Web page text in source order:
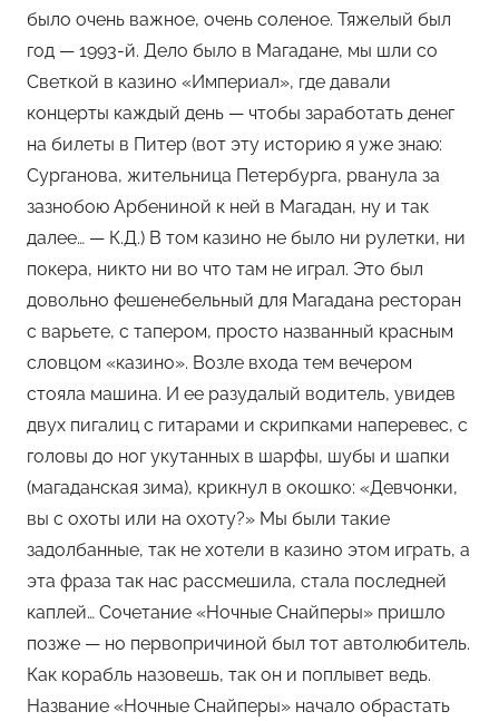
было очень важное, очень соленое. Тяжелый был
год — 1993-й. Дело было в Магадане, мы шли со
Светкой в казино «Империал», где давали
концерты каждый день — чтобы заработать денег
на билеты в Питер (вот эту историю я уже знаю:
Сурганова, жительница Петербурга, рванула за
зазнобою Арбениной к ней в Магадан, ну и так
далее… — К.Д.) В том казино не было ни рулетки, ни
покера, никто ни во что там не играл. Это был
довольно фешенебельный для Магадана ресторан
с варьете, с тапером, просто названный красным
словцом «казино». Возле входа тем вечером
стояла машина. И ее разудалый водитель, увидев
двух пигалиц с гитарами и скрипками наперевес, с
головы до ног укутанных в шарфы, шубы и шапки
(магаданская зима), крикнул в окошко: «Девчонки,
вы с охоты или на охоту?» Мы были такие
задолбанные, так не хотели в казино этом играть, а
эта фраза так нас рассмешила, стала последней
каплей… Сочетание «Ночные Снайперы» пришло
позже — но первопричиной был тот автолюбитель.
Как корабль назовешь, так он и поплывет ведь.
Название «Ночные Снайперы» начало обрастать